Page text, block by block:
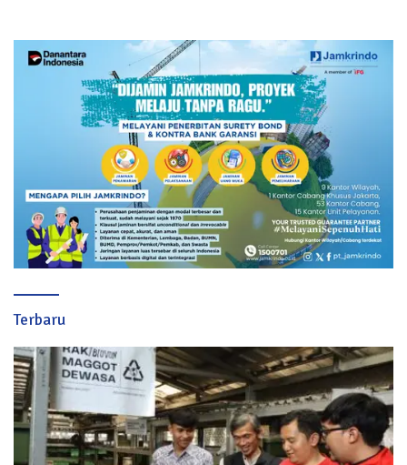
Terbaru